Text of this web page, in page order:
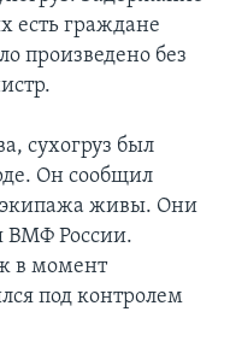
есть граждане
произведено без
сухогруз был
Он сообщил
экипажа живы. Они
ВМФ России.
в момент
под контролем